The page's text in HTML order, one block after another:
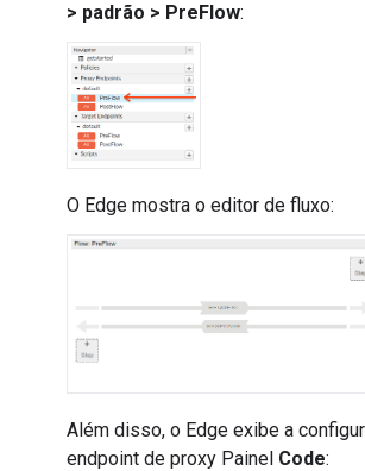
> padrão > PreFlow:
O Edge mostra o editor de fluxo:
Além disso, o Edge exibe a
endpoint de proxy Painel Code: